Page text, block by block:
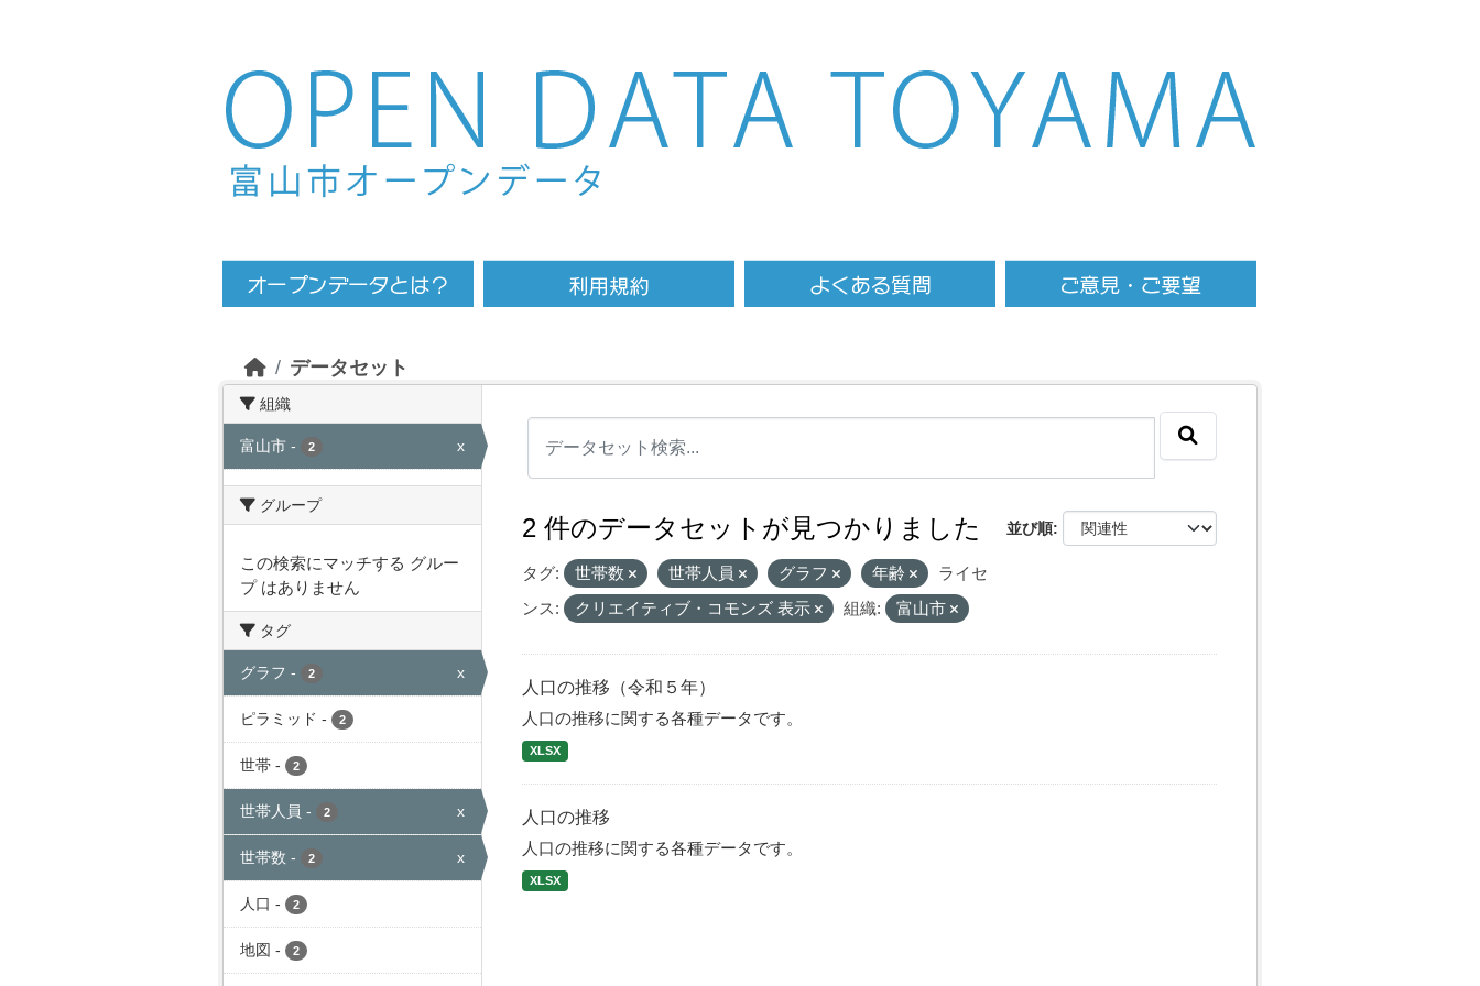
Skip to main content
データセット
組織
富山市 - 2 x
グループ
この検索にマッチする グルー
プ はありません
タグ
グラフ - 2 x
ピラミッド - 2
世帯 - 2
世帯人員 - 2 x
世帯数 - 2 x
人口 - 2
地図 - 2
並び順
2 件のデータセットが見つかりました
タグ: 世帯数 世帯人員 グラフ 年齢
ライセ
ンス:
クリエイティブ・コモンズ 表示 組織: 富山市
人口の推移（令和５年）
人口の推移に関する各種データです。
XLSX
人口の推移
人口の推移に関する各種データです。
XLSX